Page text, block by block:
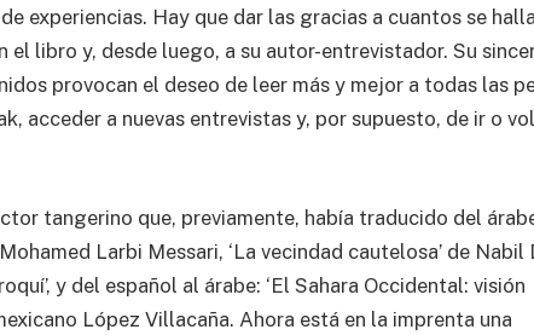
experiencias. Hay que dar las gracias a cuantos se
el libro y, desde luego, a su autor-entrevistador. Su
provocan el deseo de leer más y mejor a todas las
acceder a nuevas entrevistas y, por supuesto, de ir o
tangerino que, previamente, había traducido del
Larbi Messari, ‘La vecindad cautelosa’ de Nabil
y del español al árabe: ‘El Sahara Occidental: visión
López Villacaña. Ahora está en la imprenta una